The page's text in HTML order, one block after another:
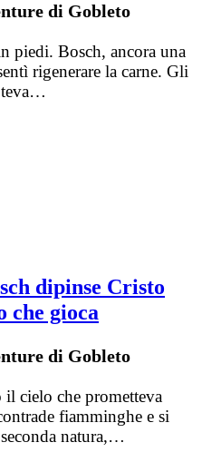
di Gobleto
piedi. Bosch, ancora una
rigenerare la carne. Gli
dipinse Cristo
che gioca
di Gobleto
cielo che prometteva
fiamminghe e si
natura,…